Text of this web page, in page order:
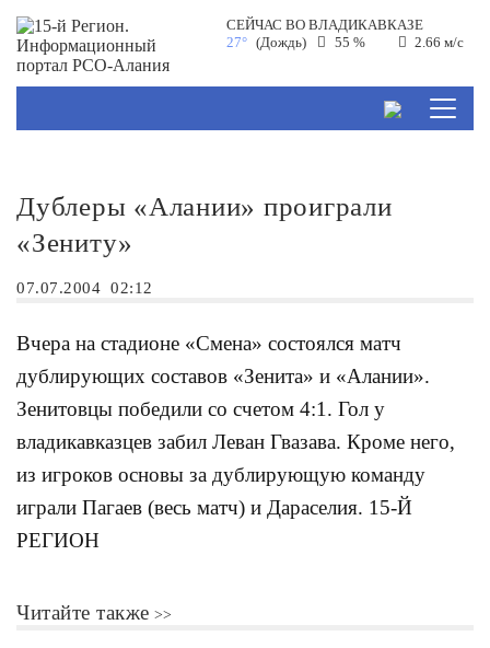
СЕЙЧАС ВОВЛАДИКАВКАЗЕ
27° (Дождь) 55 % 2.66 м/с
Дублеры «Алании» проиграли
«Зениту»
07.07.2004 02:12
Вчера на стадионе «Смена» состоялся матч
дублирующих составов «Зенита» и «Алании».
Зенитовцы победили со счетом 4:1. Гол у
владикавказцев забил Леван Гвазава. Кроме него,
из игроков основы за дублирующую команду
играли Пагаев (весь матч) и Дараселия. 15-Й
РЕГИОН
Читайте также